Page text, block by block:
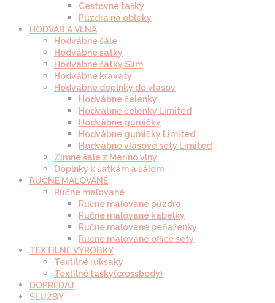
Cestovné tašky
Púzdra na obleky
HODVÁB A VLNA
Hodvábne šále
Hodvábne šatky
Hodvábne šatky Slim
Hodvábne kravaty
Hodvábne doplnky do vlasov
Hodvábne čelenky
Hodvábne čelenky Limited
Hodvábne gumičky
Hodvábne gumičky Limited
Hodvábne vlasové sety Limited
Zimné šále z Merino vlny
Doplnky k šatkám a šálom
RUČNE MAĽOVANÉ
Ručne maľované
Ručne maľované púzdra
Ručne maľované kabelky
Ručne maľované peňaženky
Ručne maľované office sety
TEXTILNÉ VÝROBKY
Textilné ruksaky
Textilné tašky(crossbody)
DOPREDAJ
SLUŽBY